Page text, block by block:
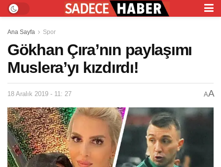
Ana Sayfa Spor
Gökhan Çıra’nın paylaşımı
Muslera’yı kızdırdı!
18 Aralık 2019 - 11: 27 AA